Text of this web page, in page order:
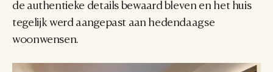
de authentieke details bewaard bleven en het huis
tegelijk werd aangepast aan hedendaagse
woonwensen.